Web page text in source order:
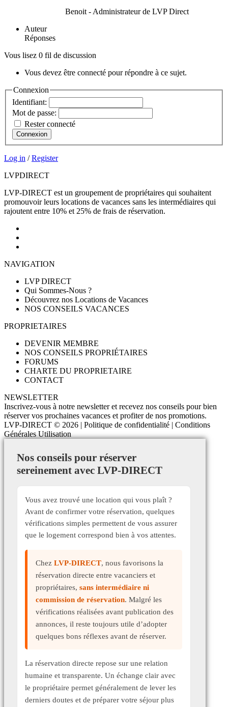
Benoit - Administrateur de LVP Direct
Auteur
Réponses
Vous lisez 0 fil de discussion
Vous devez être connecté pour répondre à ce sujet.
Connexion
Identifiant:
Mot de passe:
Rester connecté
Connexion
Log in /Register
LVPDIRECT
LVP-DIRECT est un groupement de propriétaires qui souhaitent
promouvoir leurs locations de vacances sans les intermédiaires qui
rajoutent entre 10% et 25% de frais de réservation.
NAVIGATION
LVP DIRECT
Qui Sommes-Nous ?
Découvrez nos Locations de Vacances
NOS CONSEILS VACANCES
PROPRIETAIRES
DEVENIR MEMBRE
NOS CONSEILS PROPRIÉTAIRES
FORUMS
CHARTE DU PROPRIETAIRE
CONTACT
NEWSLETTER
Inscrivez-vous à notre newsletter et recevez nos conseils pour bien
réserver vos prochaines vacances et profiter de nos promotions.
LVP-DIRECT © 2026 | Politique de confidentialité
Conditions
Générales Utilisation
Nos conseils pour réserver
sereinement avec LVP-DIRECT
Vous avez trouvé une location qui vous plaît ?
Avant de confirmer votre réservation, quelques
vérifications simples permettent de vous assurer
que le logement correspond bien à vos attentes.
Chez LVP-DIRECT, nous favorisons la
réservation directe entre vacanciers et
propriétaires, sans intermédiaire ni
commission de réservation. Malgré les
vérifications réalisées avant publication des
annonces, il reste toujours utile d’adopter
quelques bons réflexes avant de réserver.
La réservation directe repose sur une relation
humaine et transparente. Un échange clair avec
le propriétaire permet généralement de lever les
derniers doutes et de préparer votre séjour plus